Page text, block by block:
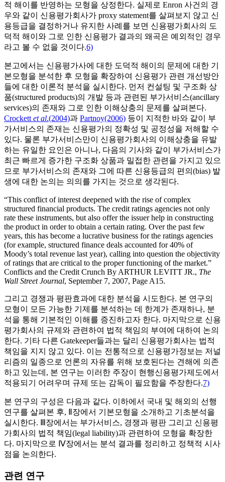
적 해이를 반영하는 모형을 상정한다. 실제로 Enron 사건의 경
우와 같이 신용평가회사가 proxy statement를 살펴보지 않고 신
용등급을 결정하거나 유지한 사례를 보면 신용평가회사의 도
덕적 해이와 그로 인한 신용평가 결과의 왜곡은 예외적인 경우
라고 볼 수 없을 것이다.6)
본고에서는 신용평가사에 대한 도덕적 해이의 문제에 대한 기
본모형을 분석한 후 모형을 확장하여 신용평가 관련 개선방안
들에 대한 이론적 분석을 실시한다. 먼저 컨설팅 및 구조화 상
품(structured products)의 개발 등과 관련된 부가서비스(ancillary
services)의 존재와 그로 인한 이해상충의 문제를 살펴본다.
Crockett et al.(2004)과 Partnoy(2006) 등이 지적한 바와 같이 부
가서비스의 존재는 신용평가의 정확성 및 공정성을 저해할 수
있다. 물론 부가서비스만이 신용평가회사의 이해상충을 유발
하는 유일한 요인은 아니나, 다음의 기사와 같이 부가서비스가
최근 빠르게 증가한 구조화 상품과 밀접한 관련을 가지고 있으
므로 부가서비스의 존재와 그에 따른 신용등급의 편의(bias) 발
생에 대한 논의는 의의를 가지는 것으로 생각된다.
“This conflict of interest deepened with the rise of complex
structured financial products. The credit ratings agencies not only
rate these instruments, but also offer the issuer help in constructing
the product in order to obtain a certain rating. Over the past few
years, this has become a lucrative business for the ratings agencies
(for example, structured finance deals accounted for 40% of
Moody’s total revenue last year), calling into question the objectivity
of ratings that are critical to the proper functioning of the market.”
Conflicts and the Credit Crunch By ARTHUR LEVITT JR., The
Wall Street Journal, September 7, 2007, Page A15.
그리고 경쟁과 평판효과에 대한 분석을 시도한다. 본 연구의
모형이 모든 가능한 기제를 분석하는 데 한계가 존재하나, 분
석을 통해 기본적인 이해를 증진하고자 한다. 마지막으로 신용
평가회사의 규제와 관련하여 법적 책임의 부여에 대하여 논의
한다. 기타 다른 Gatekeeper들과는 달리 신용평가회사는 법적
책임을 지지 않고 있다. 이는 전통적으로 신용평가정보는 저널
리즘의 일종으로 언론의 자유를 위해 보호된다는 견해에 의존
하고 있는데, 본 연구는 이러한 주장이 현행신용평가제도에서
적용되기 어려우며 규제 또는 감독이 필요함을 주장한다.7)
본 연구의 구성은 다음과 같다. 이하에서 국내 및 해외의 선행
연구를 살펴본 후, Ⅱ장에서 기본모형을 소개하고 기초분석을
실시한다. Ⅲ장에서는 부가서비스, 경쟁과 평판 그리고 신용평
가회사의 법적 책임(legal liability)과 관련하여 모형을 확장한
다. 마지막으로 Ⅳ장에서는 분석 결과를 정리하고 정책적 시사
점을 논의한다.
관련 연구